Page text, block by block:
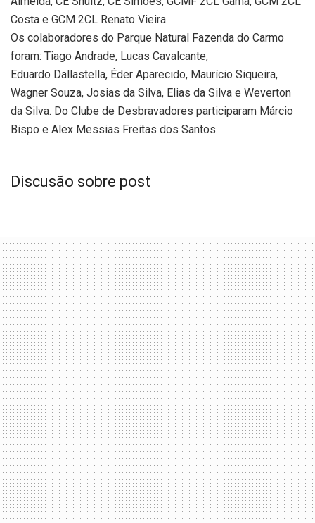
Costa e GCM 2CL Renato Vieira.
Os colaboradores do Parque Natural Fazenda do Carmo
foram: Tiago Andrade, Lucas Cavalcante,
Eduardo Dallastella, Éder Aparecido, Maurício Siqueira,
Wagner Souza, Josias da Silva, Elias da Silva e Weverton
da Silva. Do Clube de Desbravadores participaram Márcio
Bispo e Alex Messias Freitas dos Santos.
Discusão sobre post